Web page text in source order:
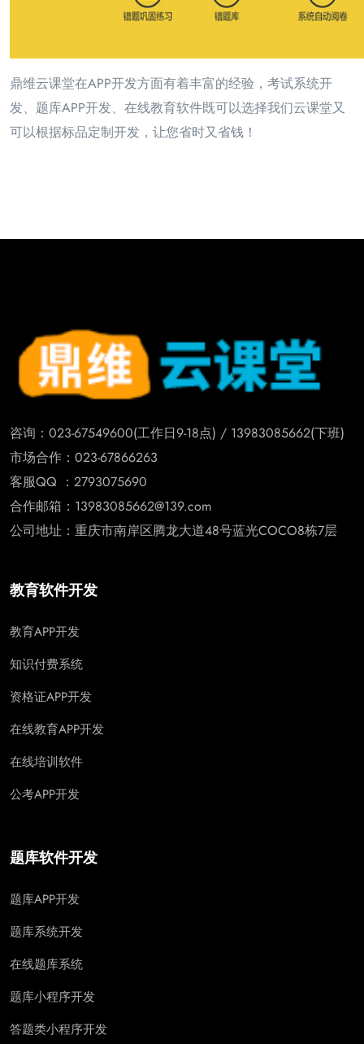
鼎维云课堂在APP开发方面有着丰富的经验，考试系统开
发、题库APP开发、在线教育软件既可以选择我们云课堂又
可以根据标品定制开发，让您省时又省钱！
咨询：023-67549600(工作日9-18点) / 13983085662(下班)
市场合作：023-67866263
客服QQ ：2793075690
合作邮箱：13983085662@139.com
公司地址：重庆市南岸区腾龙大道48号蓝光COCO8栋7层
教育软件开发
教育APP开发
知识付费系统
资格证APP开发
在线教育APP开发
在线培训软件
公考APP开发
题库软件开发
题库APP开发
题库系统开发
在线题库系统
题库小程序开发
答题类小程序开发